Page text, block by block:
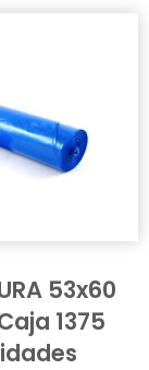
53x60
1375